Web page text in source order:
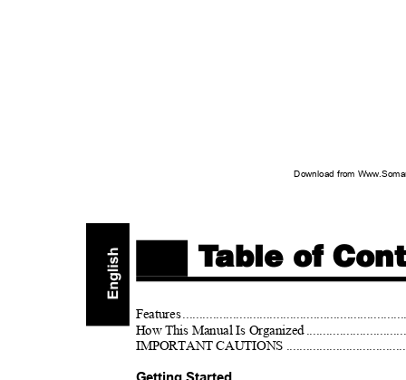
Download from
Table of
Features.
How This Manual Is Organized
IMPORTANT CAUTIONS